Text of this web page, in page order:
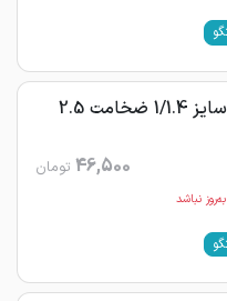
2.5
46,500 تومان
نباشد